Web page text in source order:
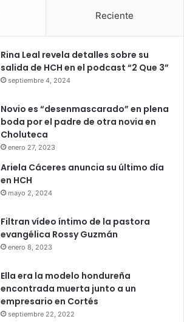
Reciente
Rina Leal revela detalles sobre su
salida de HCH en el podcast “2 Que 3”
septiembre 4, 2024
Novio es “desenmascarado” en plena
boda por el padre de otra novia en
Choluteca
enero 27, 2023
Ariela Cáceres anuncia su último día
en HCH
mayo 2, 2024
Filtran vídeo íntimo de la pastora
evangélica Rossy Guzmán
enero 8, 2023
Ella era la modelo hondureña
encontrada muerta junto a un
empresario en Cortés
septiembre 22, 2022